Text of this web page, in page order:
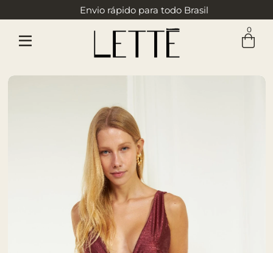
Envio rápido para todo Brasil
0